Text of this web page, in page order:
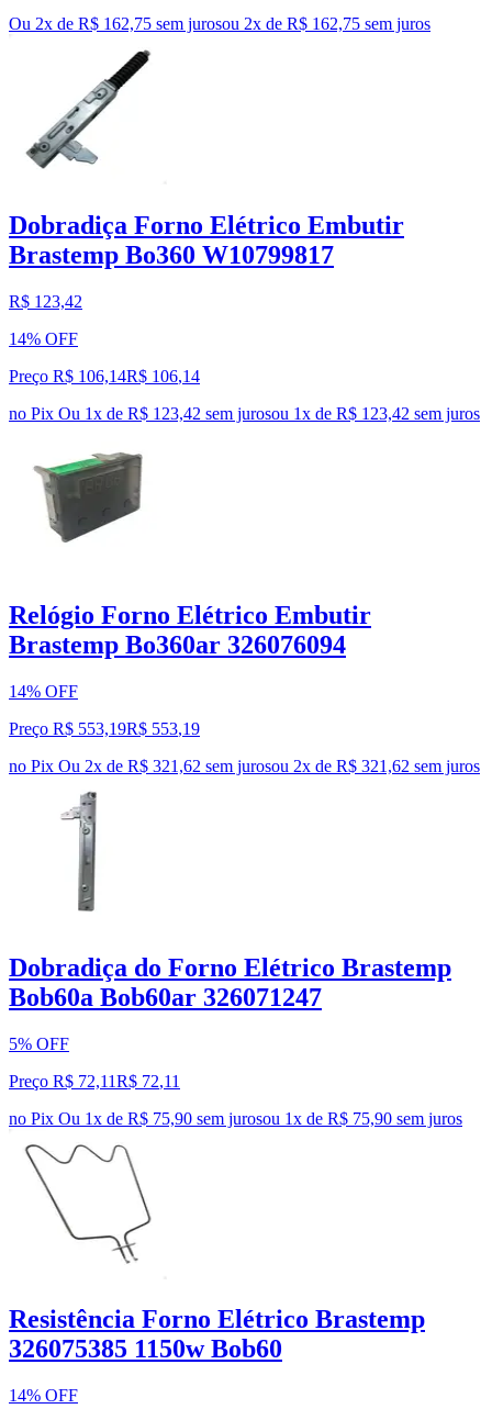
Ou 2x de R$ 162,75 sem jurosou 2x de R$ 162,75 sem juros
Dobradiça Forno Elétrico Embutir
Brastemp Bo360 W10799817
R$ 123,42
14% OFF
Preço R$ 106,14R$ 106,14
no Pix Ou 1x de R$ 123,42 sem jurosou 1x de R$ 123,42 sem juros
Relógio Forno Elétrico Embutir
Brastemp Bo360ar 326076094
14% OFF
Preço R$ 553,19R$ 553,19
no Pix Ou 2x de R$ 321,62 sem jurosou 2x de R$ 321,62 sem juros
Dobradiça do Forno Elétrico Brastemp
Bob60a Bob60ar 326071247
5% OFF
Preço R$ 72,11R$ 72,11
no Pix Ou 1x de R$ 75,90 sem jurosou 1x de R$ 75,90 sem juros
Resistência Forno Elétrico Brastemp
326075385 1150w Bob60
14% OFF